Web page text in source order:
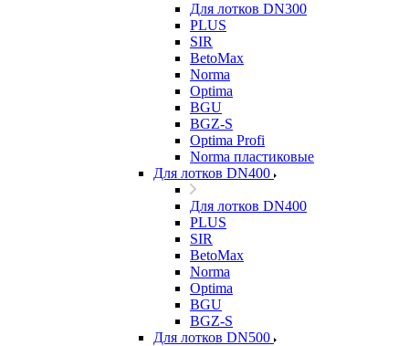
Для лотков DN300
PLUS
SIR
BetoMax
Norma
Optima
BGU
BGZ-S
Optima Profi
Norma пластиковые
Для лотков DN400
Для лотков DN400
PLUS
SIR
BetoMax
Norma
Optima
BGU
BGZ-S
Для лотков DN500